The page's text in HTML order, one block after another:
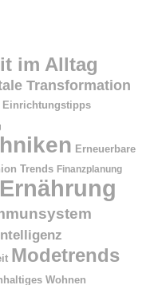
im Alltag
Transformation
Einrichtungstipps
Erneuerbare
Trends Finanzplanung
Modetrends
Wohnen